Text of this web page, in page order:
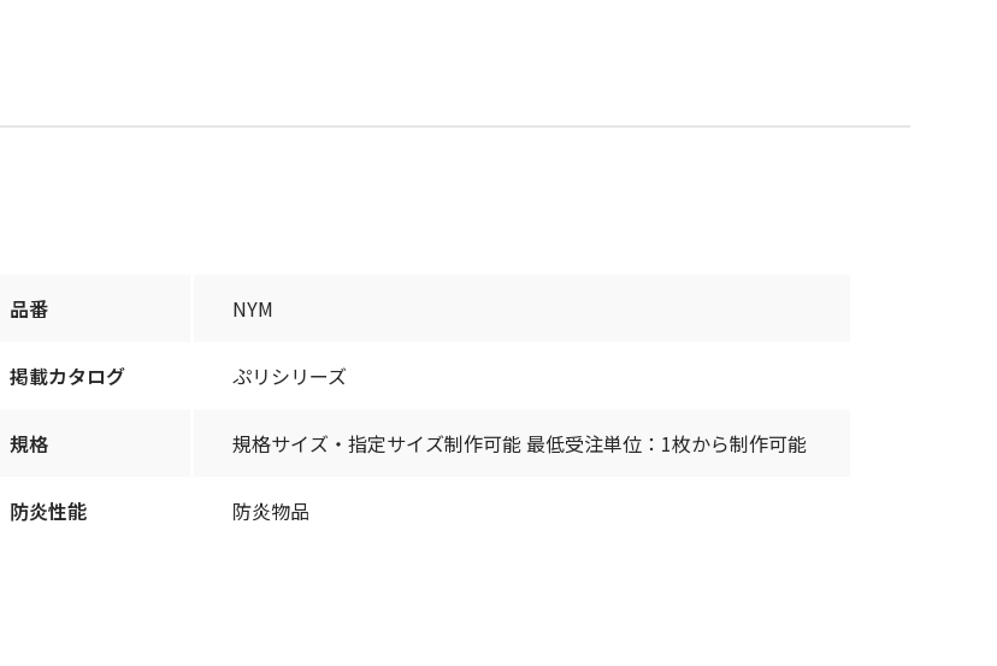
品番 NYM
掲載カタログ ぷリシリーズ
規格 規格サイズ・指定サイズ制作可能 最低受注単位：1枚から制作可能
防炎性能 防炎物品